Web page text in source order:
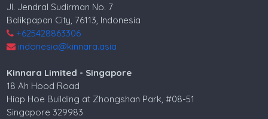
Jl. Jendral Sudirman No. 7
Balikpapan City, 76113, Indonesia
+625428863306
indonesia@kinnara.asia
Kinnara Limited - Singapore
18 Ah Hood Road
Hiap Hoe Building at Zhongshan Park, #08-51
Singapore 329983